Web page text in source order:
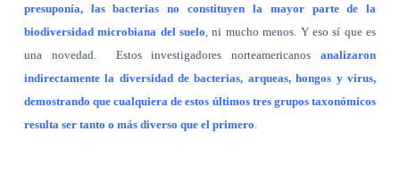
presuponía, las bacterias no constituyen la mayor parte de la
biodiversidad microbiana del suelo , ni mucho menos. Y eso sí que es
una novedad.
Estos investigadores norteamericanosanalizaron
indirectamente la diversidad de bacterias, arqueas, hongos y virus,
demostrando que cualquiera de estos últimos tres grupos taxonómicos
resulta ser tanto o más diverso que el primero